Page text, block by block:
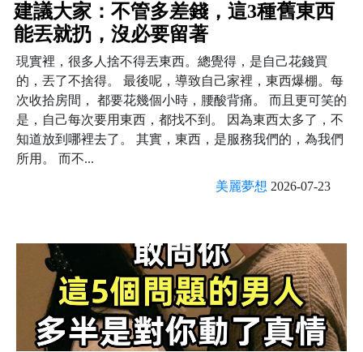
建議大家：不管多差錢，這3種舊東西
能丟就扔，沒必要留著
現實裡，很多人捨不得丟東西。總覺得，是自己花錢買
的，丟了不捨得。 最後呢，導致自己家裡，東西爆棚。每
次收拾房間， 都要花幾個小時，腰酸背痛。 而且更可笑的
是，自己每次要用東西，都找不到。 因為東西太多了，不
知道放到哪裡去了。 其實，東西，是服務我們的，為我們
所用。 而不...
美麗夢想 2026-07-23